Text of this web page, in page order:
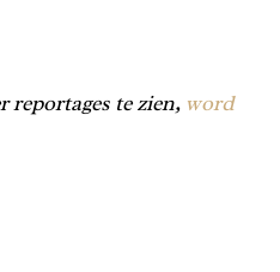
reportages te zien, word